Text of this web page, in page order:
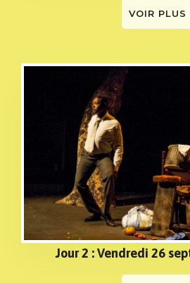
VOIR PLUS
Jour 2 : Vendredi 26